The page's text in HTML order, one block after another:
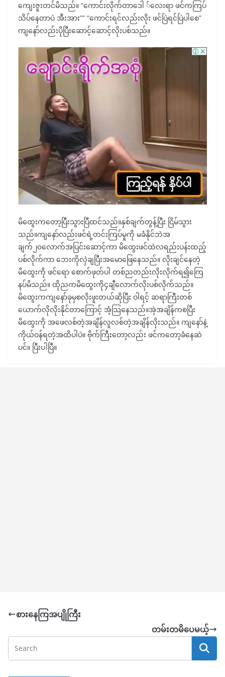
ကျေးဇူးတင်မိသည်။ “ကောင်းလိုက်တာဒေါ ်လေးရာ ဖင်ကကြပ်
သိပ်နေတာပဲ အီးအား”” “ကောင်းရင်လည်းလိုး ဖင်ပြဲရင်ပြဲပါစေ”
ကျနော်လည်းပိုပြီးဆောင့်ဆောင့်လိုးပစ်သည်။
မိထွေးကတော့ပြီးသွားပြီထင်သည်။နှစ်ချက်တွန့်ပြီး ငြိမ်သွား
သည်။ကျနော်လည်းဖင်ရဲ့တင်းကြပ်မှုကို မခံနိုင်ဘဲအ
ချက်၂၀လောက်အပြင်းဆောင့်ကာ မိထွေးဖင်ထဲလရည်းပန်းထည့်
ပစ်လိုက်ကာ ဘေးကိုလှဲချပြီးအမောဖြေနေသည်။ လိုးချင်နေတဲ့
မိထွေးကို ဖင်ရော စောက်ဖုတ်ပါ တစ်ညတည်းလိုးလိုက်ရ၍ကြေ
နပ်မိသည်။ ထိုညကမိထွေးကို၄ချီလောက်လိုးပစ်လိုက်သည်။
မိထွေးကကျနော်ခုမှစလိုးဖူးတယ်ဆိုပြီး ဝါရင့် ဆရာကြီးတစ်
ယောက်လိုလိုးနိုင်တာကြောင့် အံ့သြနေသည်။အဲ့အချိန်ကစပြီး
မိထွေးကို အဖေလစ်တဲ့အချိန်လူလစ်တဲ့အချိန်လိုးသည်။ ကျနော်နဲ့
ကိုယ်ဝန်ရတဲ့အထိပါပဲ။ ဗိုက်ကြီးတော့လည်း ဖင်ကတော့ခံနေဆဲ
ပင်။ ပြီးပါပြီ။
စားနေကြအပျိုကြီး
တမ်းတမိပေမယ့်